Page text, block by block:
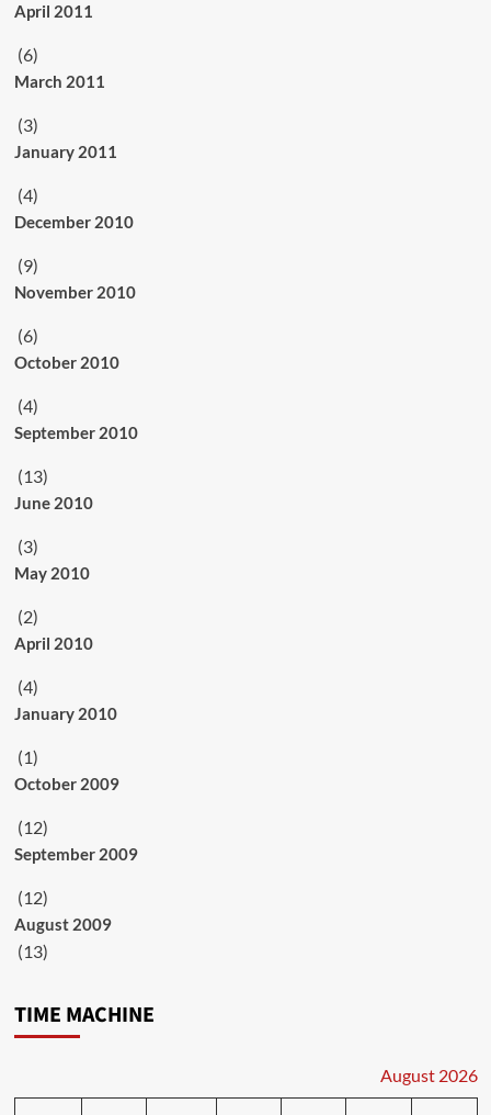
April 2011
(6)
March 2011
(3)
January 2011
(4)
December 2010
(9)
November 2010
(6)
October 2010
(4)
September 2010
(13)
June 2010
(3)
May 2010
(2)
April 2010
(4)
January 2010
(1)
October 2009
(12)
September 2009
(12)
August 2009
(13)
TIME MACHINE
August 2026